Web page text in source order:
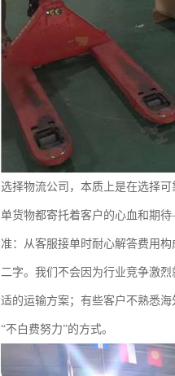
选择物流公司，本质上是在选择
单货物都寄托着客户的心血和期
准：从客服接单时耐心解答费用
二字。我们不会因为行业竞争激
适的运输方案；有些客户不熟悉
“不白费努力”的方式。